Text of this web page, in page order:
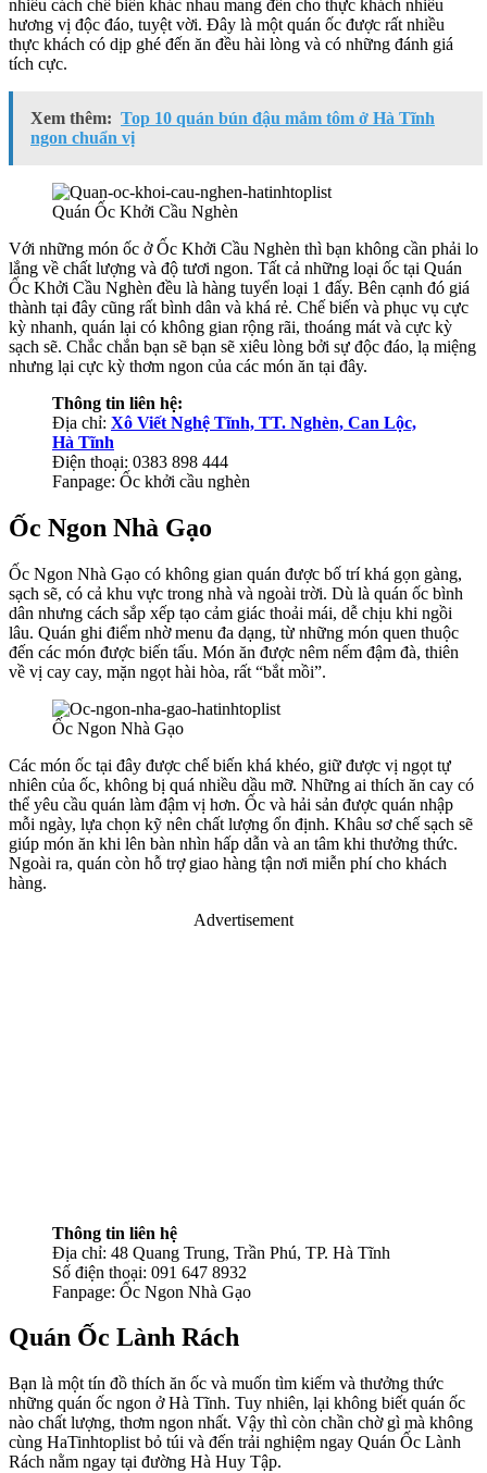
nhiều cách chế biến khác nhau mang đến cho thực khách nhiều
hương vị độc đáo, tuyệt vời. Đây là một quán ốc được rất nhiều
thực khách có dịp ghé đến ăn đều hài lòng và có những đánh giá
tích cực.
Xem thêm: Top 10 quán bún đậu mắm tôm ở Hà Tĩnh
ngon chuẩn vị
Quán Ốc Khởi Cầu Nghèn
Với những món ốc ở Ốc Khởi Cầu Nghèn thì bạn không cần phải lo
lắng về chất lượng và độ tươi ngon. Tất cả những loại ốc tại Quán
Ốc Khởi Cầu Nghèn đều là hàng tuyển loại 1 đấy. Bên cạnh đó giá
thành tại đây cũng rất bình dân và khá rẻ. Chế biến và phục vụ cực
kỳ nhanh, quán lại có không gian rộng rãi, thoáng mát và cực kỳ
sạch sẽ. Chắc chắn bạn sẽ bạn sẽ xiêu lòng bởi sự độc đáo, lạ miệng
nhưng lại cực kỳ thơm ngon của các món ăn tại đây.
Thông tin liên hệ:
Địa chỉ: Xô Viết Nghệ Tĩnh, TT. Nghèn, Can Lộc,
Hà Tĩnh
Điện thoại: 0383 898 444
Fanpage: Ốc khởi cầu nghèn
Ốc Ngon Nhà Gạo
Ốc Ngon Nhà Gạo có không gian quán được bố trí khá gọn gàng,
sạch sẽ, có cả khu vực trong nhà và ngoài trời. Dù là quán ốc bình
dân nhưng cách sắp xếp tạo cảm giác thoải mái, dễ chịu khi ngồi
lâu. Quán ghi điểm nhờ menu đa dạng, từ những món quen thuộc
đến các món được biến tấu. Món ăn được nêm nếm đậm đà, thiên
về vị cay cay, mặn ngọt hài hòa, rất “bắt mồi”.
Ốc Ngon Nhà Gạo
Các món ốc tại đây được chế biến khá khéo, giữ được vị ngọt tự
nhiên của ốc, không bị quá nhiều dầu mỡ. Những ai thích ăn cay có
thể yêu cầu quán làm đậm vị hơn. Ốc và hải sản được quán nhập
mỗi ngày, lựa chọn kỹ nên chất lượng ổn định. Khâu sơ chế sạch sẽ
giúp món ăn khi lên bàn nhìn hấp dẫn và an tâm khi thưởng thức.
Ngoài ra, quán còn hỗ trợ giao hàng tận nơi miễn phí cho khách
hàng.
Advertisement
Thông tin liên hệ
Địa chỉ: 48 Quang Trung, Trần Phú, TP. Hà Tĩnh
Số điện thoại: 091 647 8932
Fanpage: Ốc Ngon Nhà Gạo
Quán Ốc Lành Rách
Bạn là một tín đồ thích ăn ốc và muốn tìm kiếm và thưởng thức
những quán ốc ngon ở Hà Tĩnh. Tuy nhiên, lại không biết quán ốc
nào chất lượng, thơm ngon nhất. Vậy thì còn chần chờ gì mà không
cùng HaTinhtoplist bỏ túi và đến trải nghiệm ngay Quán Ốc Lành
Rách nằm ngay tại đường Hà Huy Tập.